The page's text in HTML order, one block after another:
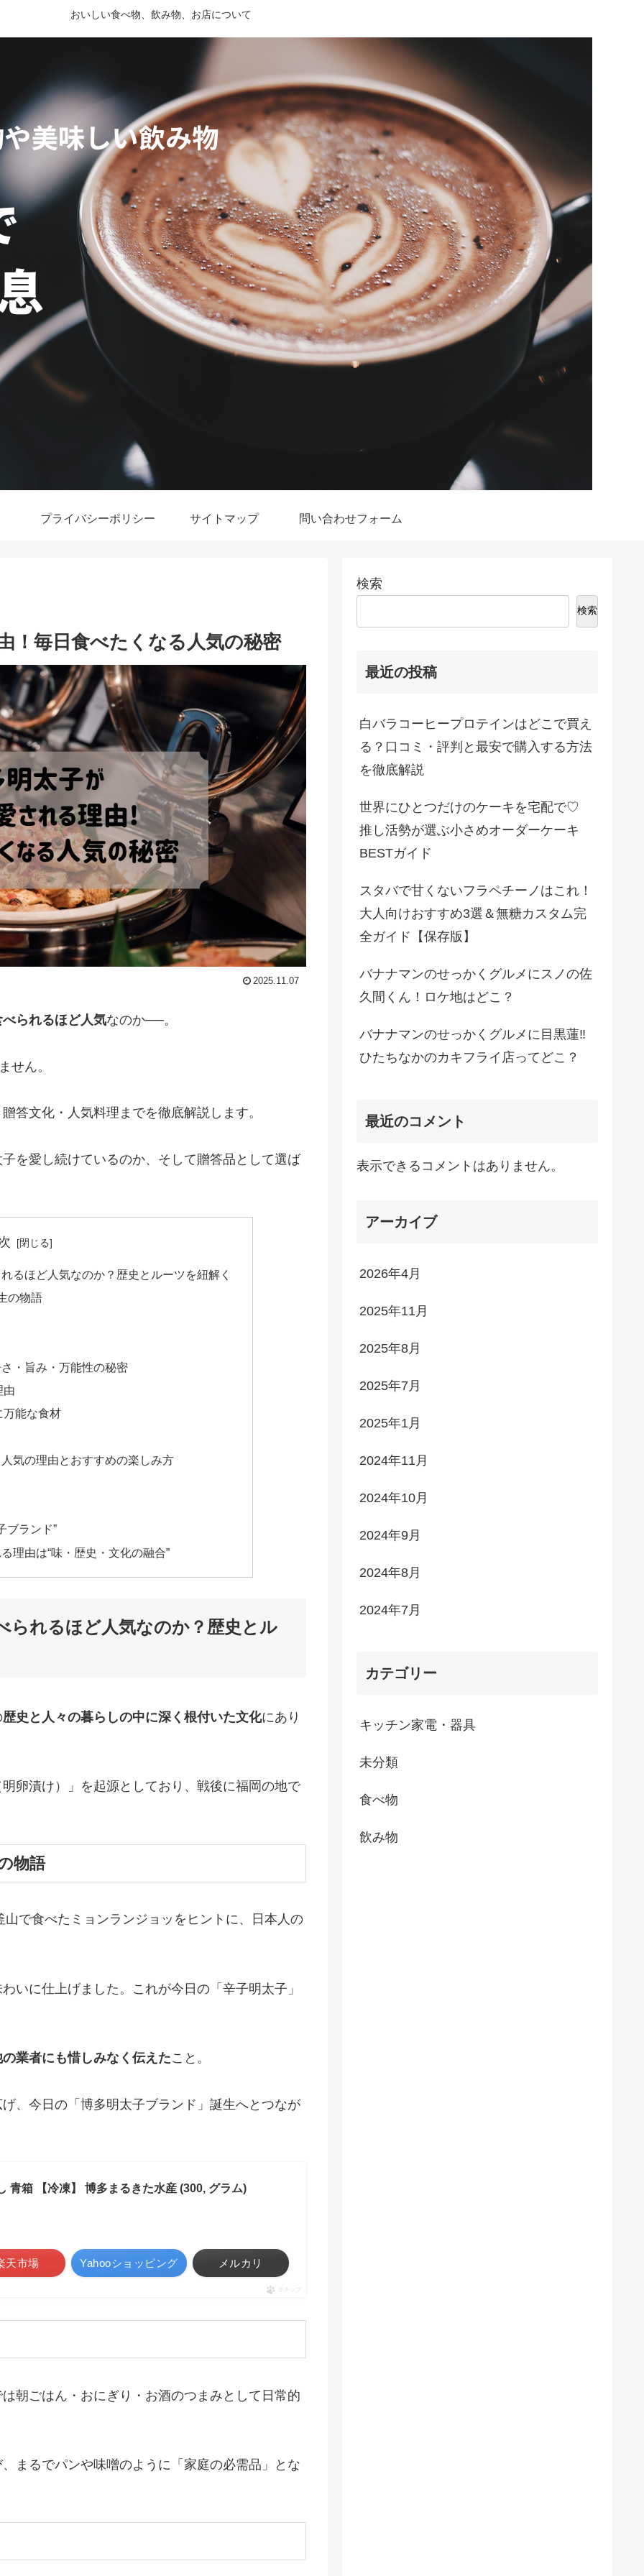
おいしい食べ物、飲み物、お店について
プライバシーポリシー サイトマップ 問い合わせフォーム
！毎日食べたくなる人気の秘密
2025.11.07
られるほど人気なのか──。
せん。
答文化・人気料理までを徹底解説します。
を愛し続けているのか、そして贈答品として選ば
るほど人気なのか？歴史とルーツを紐解く
の物語
・旨み・万能性の秘密
由
万能な食材
気の理由とおすすめの楽しみ方
ブランド”
理由は“味・歴史・文化の融合”
られるほど人気なのか？歴史とル
歴史と人々の暮らしの中に深く根付いた文化にあり
卵漬け）」を起源としており、戦後に福岡の地で
物語
山で食べたミョンランジョッをヒントに、日本人の
いに仕上げました。これが今日の「辛子明太子」
業者にも惜しみなく伝えたこと。
、今日の「博多明太子ブランド」誕生へとつなが
青箱 【冷凍】 博多まるきた水産 (300, グラム)
天市場 Yahooショッピング メルカリ
ポチップ
朝ごはん・おにぎり・お酒のつまみとして日常的
まるでパンや味噌のように「家庭の必需品」とな
検索
検索
最近の投稿
白バラコーヒープロテインはどこで買え
る？口コミ・評判と最安で購入する方法
を徹底解説
世界にひとつだけのケーキを宅配で♡
推し活勢が選ぶ小さめオーダーケーキ
BESTガイド
スタバで甘くないフラペチーノはこれ！
大人向けおすすめ3選＆無糖カスタム完
全ガイド【保存版】
バナナマンのせっかくグルメにスノの佐
久間くん！ロケ地はどこ？
バナナマンのせっかくグルメに目黒蓮‼
ひたちなかのカキフライ店ってどこ？
最近のコメント
表示できるコメントはありません。
アーカイブ
2026年4月
2025年11月
2025年8月
2025年7月
2025年1月
2024年11月
2024年10月
2024年9月
2024年8月
2024年7月
カテゴリー
キッチン家電・器具
未分類
食べ物
飲み物